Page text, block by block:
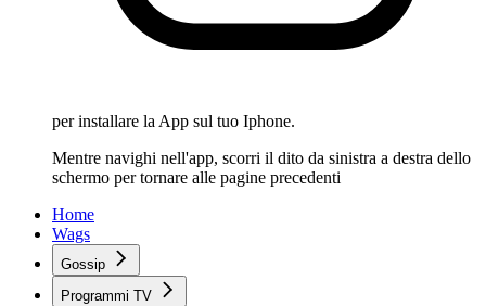
per installare la App sul tuo Iphone.
Mentre navighi nell'app, scorri il dito da sinistra a destra dello
schermo per tornare alle pagine precedenti
Home
Wags
Gossip
Programmi TV